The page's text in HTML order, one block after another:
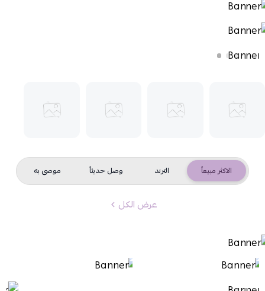
الاكثر مبيعاً الترند وصل حديثاً موصى به
عرض الكل